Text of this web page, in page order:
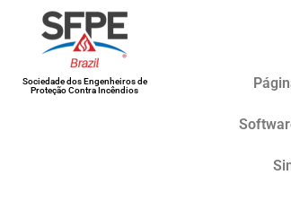
Sociedade dos Engenheiros de
Proteção Contra Incêndios